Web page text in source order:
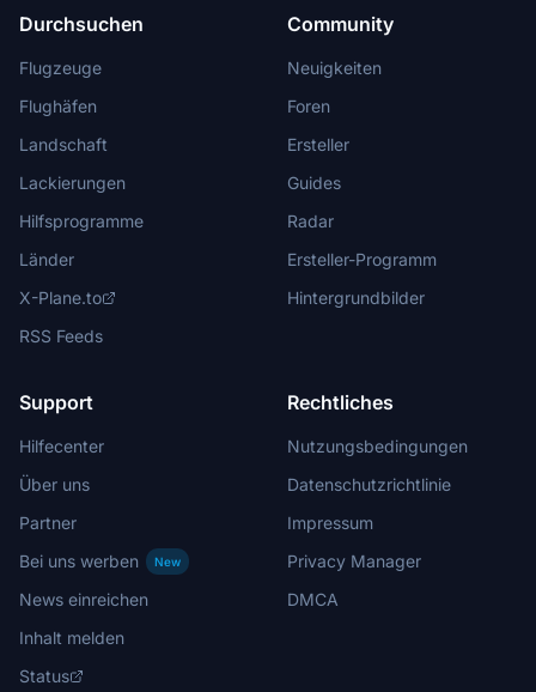
Durchsuchen
Flugzeuge
Flughäfen
Landschaft
Lackierungen
Hilfsprogramme
Länder
X-Plane.to
RSS Feeds
Community
Neuigkeiten
Foren
Ersteller
Guides
Radar
Ersteller-Programm
Hintergrundbilder
Support
Hilfecenter
Über uns
Partner
Bei uns werben
New
News einreichen
Inhalt melden
Status
Rechtliches
Nutzungsbedingungen
Datenschutzrichtlinie
Impressum
Privacy Manager
DMCA